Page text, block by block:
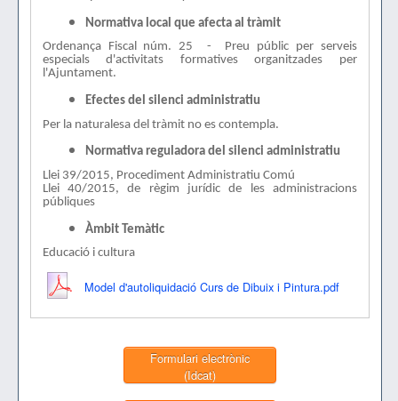
Normativa local que afecta al tràmit
Ordenança Fiscal núm. 25 - Preu públic per serveis
especials d'activitats formatives organitzades per
l'Ajuntament.
Efectes del silenci administratiu
Per la naturalesa del tràmit no es contempla.
Normativa reguladora del silenci administratiu
Llei 39/2015, Procediment Administratiu Comú
Llei 40/2015, de règim jurídic de les administracions
públiques
Àmbit Temàtic
Educació i cultura
Model d'autoliquidació Curs de Dibuix i Pintura.pdf
Formulari electrònic
(Idcat)